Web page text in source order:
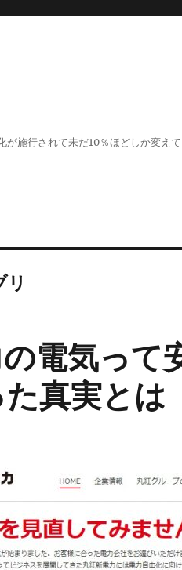
施行されて未だ10％ほどしか変
電気って
真実とは